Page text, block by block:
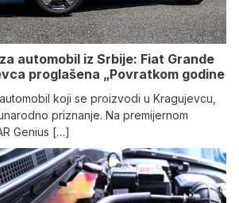
automobil iz Srbije: Fiat Grande
proglašena „Povratkom godine
koji se proizvodi u Kragujevcu,
priznanje. Na premijernom
Genius […]